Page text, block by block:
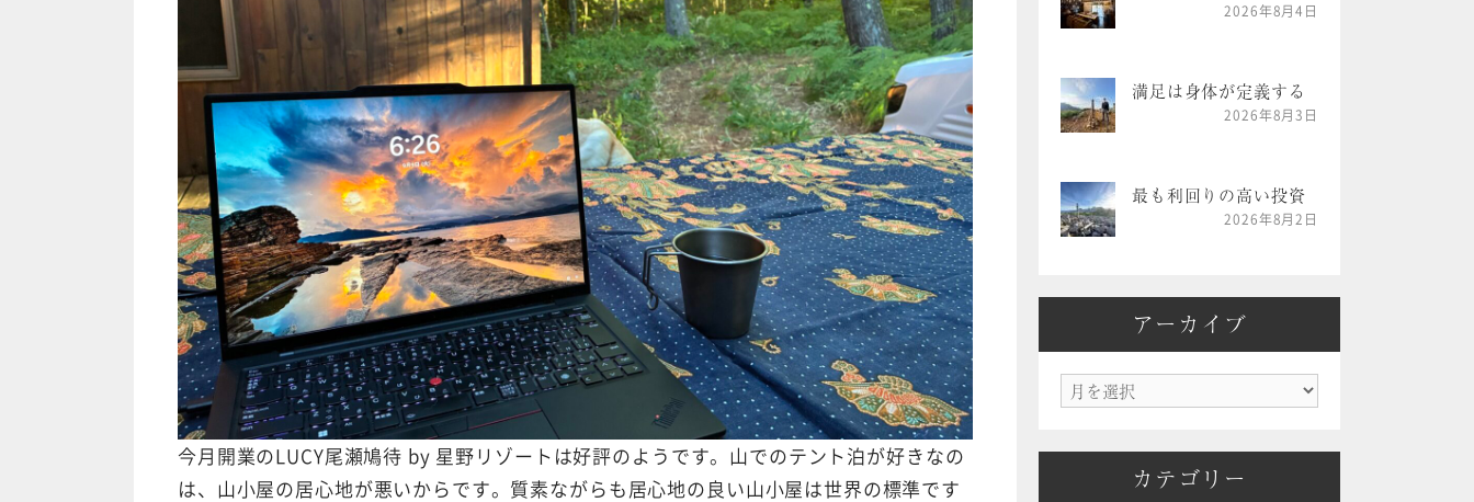
今月開業のLUCY尾瀬鳩待 by 星野リゾートは好評のようです。山でのテント泊が好きなの
は、山小屋の居心地が悪いからです。質素ながらも居心地の良い山小屋は世界の標準です
2026年8月4日
満足は身体が定義する
2026年8月3日
最も利回りの高い投資
2026年8月2日
アーカイブ
ア
カ
カテゴリー